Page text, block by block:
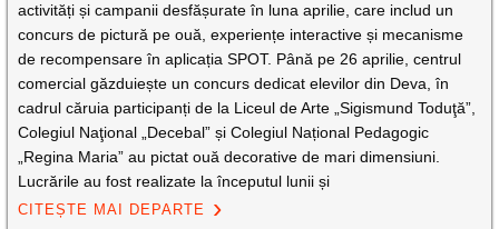
activități și campanii desfășurate în luna aprilie, care includ un
concurs de pictură pe ouă, experiențe interactive și mecanisme
de recompensare în aplicația SPOT. Până pe 26 aprilie, centrul
comercial găzduiește un concurs dedicat elevilor din Deva, în
cadrul căruia participanți de la Liceul de Arte „Sigismund Toduţă”,
Colegiul Naţional „Decebal” și Colegiul Național Pedagogic
„Regina Maria” au pictat ouă decorative de mari dimensiuni.
Lucrările au fost realizate la începutul lunii și
CITEȘTE MAI DEPARTE